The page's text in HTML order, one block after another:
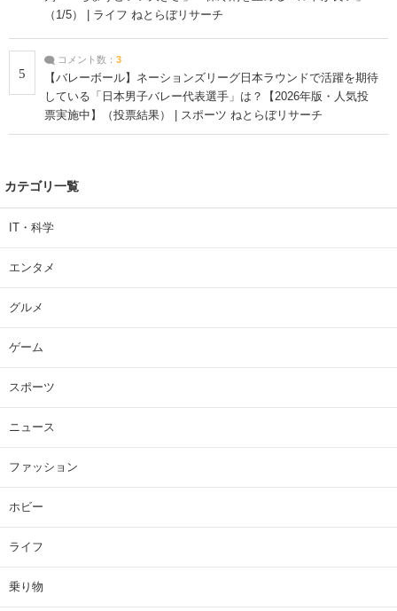
（1/5） | ライフ ねとらぼリサーチ
5
コメント数： 3
【バレーボール】ネーションズリーグ日本ラウンドで活躍を期待
している「日本男子バレー代表選手」は？【2026年版・人気投
票実施中】（投票結果） | スポーツ ねとらぼリサーチ
カテゴリ一覧
IT・科学
エンタメ
グルメ
ゲーム
スポーツ
ニュース
ファッション
ホビー
ライフ
乗り物